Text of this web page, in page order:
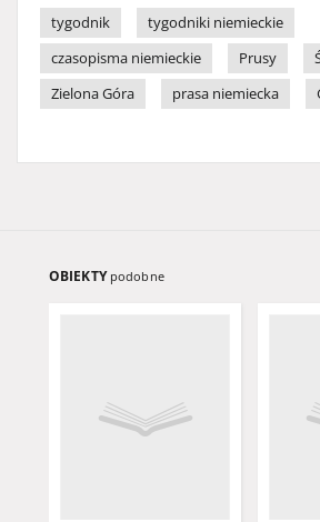
tygodnik
tygodniki niemieckie
czasopisma niemieckie
Prusy
Zielona Góra
prasa niemiecka
OBIEKTY podobne